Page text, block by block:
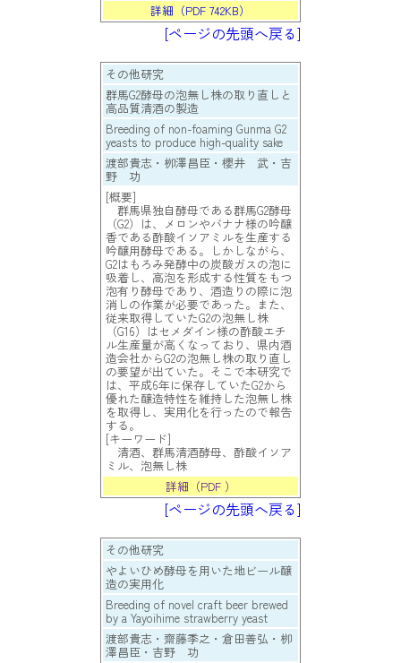
詳細（PDF 742KB）
[ページの先頭へ戻る]
その他研究
群馬G2酵母の泡無し株の取り直しと
高品質清酒の製造
Breeding of non-foaming Gunma G2
yeasts to produce high-quality sake
渡部貴志・栁澤昌臣・櫻井 武・吉
野 功
[概要]
群馬県独自酵母である群馬G2酵母
（G2）は、メロンやバナナ様の吟醸
香である酢酸イソアミルを生産する
吟醸用酵母である。しかしながら、
G2はもろみ発酵中の炭酸ガスの泡に
吸着し、高泡を形成する性質をもつ
泡有り酵母であり、酒造りの際に泡
消しの作業が必要であった。また、
従来取得していたG2の泡無し株
（G16）はセメダイン様の酢酸エチ
ル生産量が高くなっており、県内酒
造会社からG2の泡無し株の取り直し
の要望が出ていた。そこで本研究で
は、平成6年に保存していたG2から
優れた醸造特性を維持した泡無し株
を取得し、実用化を行ったので報告
する。
[キーワード]
清酒、群馬清酒酵母、酢酸イソア
ミル、泡無し株
詳細（PDF ）
[ページの先頭へ戻る]
その他研究
やよいひめ酵母を用いた地ビール醸
造の実用化
Breeding of novel craft beer brewed
by a Yayoihime strawberry yeast
渡部貴志・齋藤季之・倉田善弘・栁
澤昌臣・吉野 功